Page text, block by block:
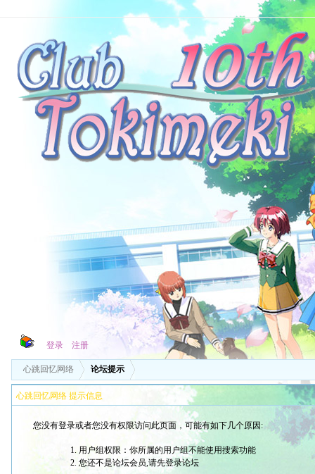
登录 注册
心跳回忆网络 论坛提示
心跳回忆网络 提示信息
您没有登录或者您没有权限访问此页面，可能有如下几个原因:
用户组权限：你所属的用户组不能使用搜索功能
您还不是论坛会员,请先登录论坛